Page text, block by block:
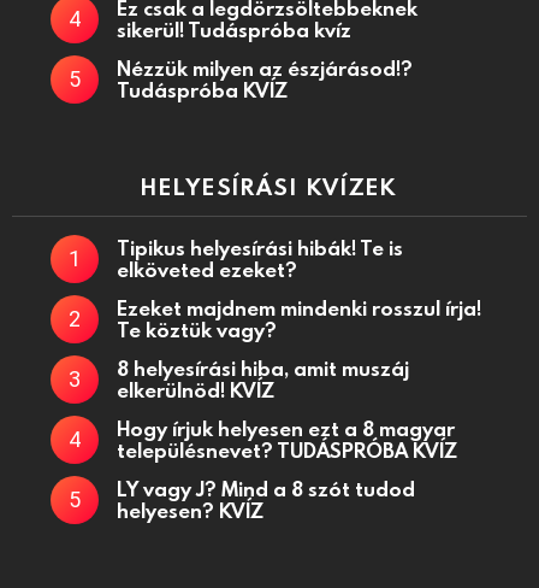
Ez csak a legdörzsöltebbeknek
sikerül! Tudáspróba kvíz
Nézzük milyen az észjárásod!?
Tudáspróba KVÍZ
HELYESÍRÁSI KVÍZEK
Tipikus helyesírási hibák! Te is
elköveted ezeket?
Ezeket majdnem mindenki rosszul írja!
Te köztük vagy?
8 helyesírási hiba, amit muszáj
elkerülnöd! KVÍZ
Hogy írjuk helyesen ezt a 8 magyar
településnevet? TUDÁSPRÓBA KVÍZ
LY vagy J? Mind a 8 szót tudod
helyesen? KVÍZ